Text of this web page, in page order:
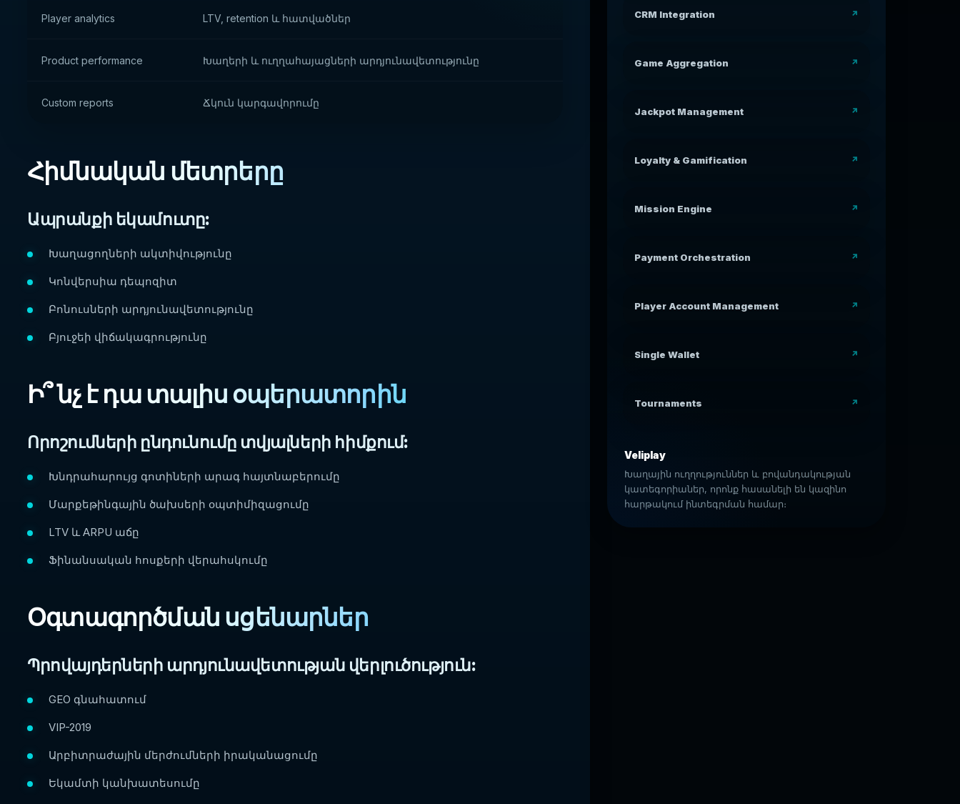
Player analytics LTV, retention և հատվածներ
Product performance Խաղերի և ուղղահայացների արդյունավետությունը
Custom reports Ճկուն կարգավորումը
Հիմնական մետրերը
Ապրանքի եկամուտը:
Խաղացողների ակտիվությունը
Կոնվերսիա դեպոզիտ
Բոնուսների արդյունավետությունը
Բյուջեի վիճակագրությունը
Ի՞ նչ է դա տալիս օպերատորին
Որոշումների ընդունումը տվյալների հիմքում:
Խնդրահարույց գոտիների արագ հայտնաբերումը
Մարքեթինգային ծախսերի օպտիմիզացումը
LTV և ARPU աճը
Ֆինանսական հոսքերի վերահսկումը
Օգտագործման սցենարներ
Պրովայդերների արդյունավետության վերլուծություն:
GEO գնահատում
VIP-2019
Արբիտրաժային մերժումների իրականացումը
Եկամտի կանխատեսումը
CRM Integration
Game Aggregation
Jackpot Management
Loyalty & Gamification
Mission Engine
Payment Orchestration
Player Account Management
Single Wallet
Tournaments
Veliplay
Խաղային ուղղություններ և բովանդակության
կատեգորիաներ, որոնք հասանելի են կազինո
հարթակում ինտեգրման համար։